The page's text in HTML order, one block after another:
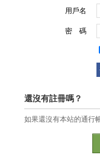
用戶名
密 碼
還沒有註冊嗎？
如果還沒有本站的通行